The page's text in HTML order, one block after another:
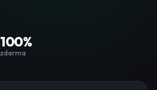
100%
zdarma